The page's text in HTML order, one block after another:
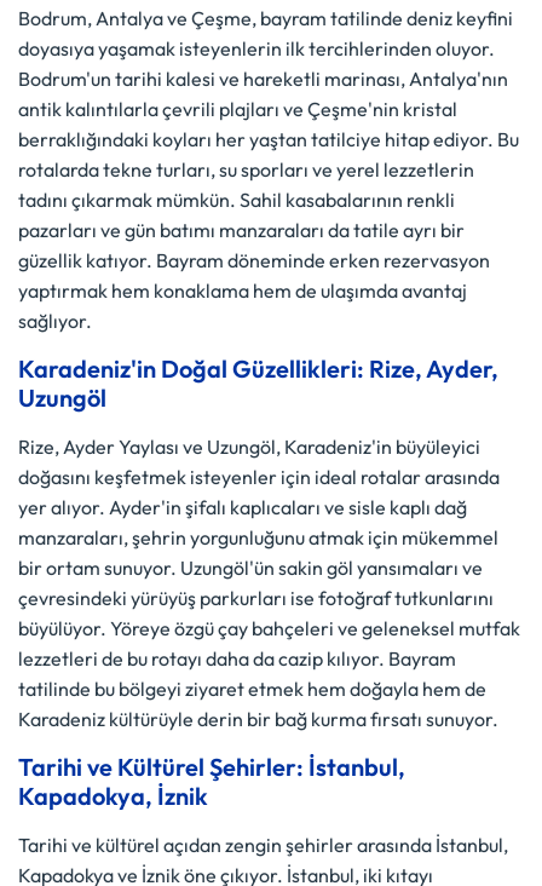
Bodrum, Antalya ve Çeşme, bayram tatilinde deniz keyfini
doyasıya yaşamak isteyenlerin ilk tercihlerinden oluyor.
Bodrum'un tarihi kalesi ve hareketli marinası, Antalya'nın
antik kalıntılarla çevrili plajları ve Çeşme'nin kristal
berraklığındaki koyları her yaştan tatilciye hitap ediyor. Bu
rotalarda tekne turları, su sporları ve yerel lezzetlerin
tadını çıkarmak mümkün. Sahil kasabalarının renkli
pazarları ve gün batımı manzaraları da tatile ayrı bir
güzellik katıyor. Bayram döneminde erken rezervasyon
yaptırmak hem konaklama hem de ulaşımda avantaj
sağlıyor.
Karadeniz'in Doğal Güzellikleri: Rize, Ayder,
Uzungöl
Rize, Ayder Yaylası ve Uzungöl, Karadeniz'in büyüleyici
doğasını keşfetmek isteyenler için ideal rotalar arasında
yer alıyor. Ayder'in şifalı kaplıcaları ve sisle kaplı dağ
manzaraları, şehrin yorgunluğunu atmak için mükemmel
bir ortam sunuyor. Uzungöl'ün sakin göl yansımaları ve
çevresindeki yürüyüş parkurları ise fotoğraf tutkunlarını
büyülüyor. Yöreye özgü çay bahçeleri ve geleneksel mutfak
lezzetleri de bu rotayı daha da cazip kılıyor. Bayram
tatilinde bu bölgeyi ziyaret etmek hem doğayla hem de
Karadeniz kültürüyle derin bir bağ kurma fırsatı sunuyor.
Tarihi ve Kültürel Şehirler: İstanbul,
Kapadokya, İznik
Tarihi ve kültürel açıdan zengin şehirler arasında İstanbul,
Kapadokya ve İznik öne çıkıyor. İstanbul, iki kıtayı